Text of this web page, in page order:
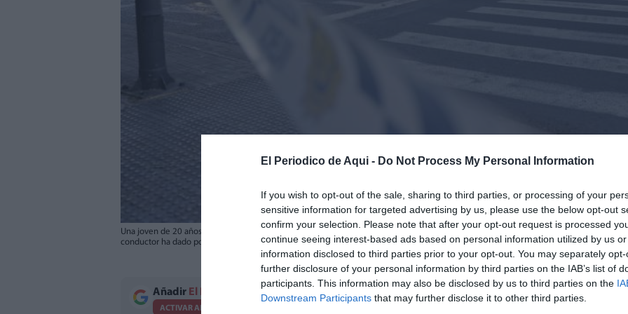
El Periodico de Aqui - Do Not Process My Personal Information
If you wish to opt-out of the sale, sharing to third parties, or processing of your
sensitive information for targeted advertising by us, please use the below opt-out
confirm your selection. Please note that after your opt-out request is processed
continue seeing interest-based ads based on personal information utilized by us
information disclosed to third parties prior to your opt-out. You may separately
further disclosure of your personal information by third parties on the IAB’s list of
participants. This information may also be disclosed by us to third parties on the
Downstream Participants that may further disclose it to other third parties.
Una joven de 20 años ha fallecido a primera hora de esta mañana después de haber sido atropellada cuando cruzaba un paso de
conductor ha dado positivo en cannabis y cocaína. En la imagen agentes de atestados de la Policía Local de Valencia junto al camión
Añadir El Periodico de Aquí como fuente preferida de Google de forma gratuita.
ACTIVAR AHORA